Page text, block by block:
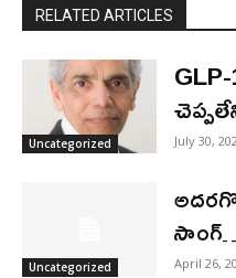
RELATED ARTICLES
Uncategorized July 30,
Uncategorized April 26,